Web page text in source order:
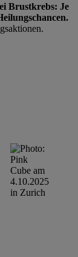
Brustkrebs: Je